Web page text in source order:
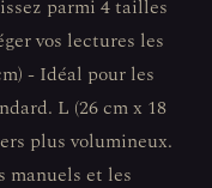
parmi 4 tailles
vos lectures les
- Idéal pour les
L (26 cm x 18
plus volumineux.
manuels et les